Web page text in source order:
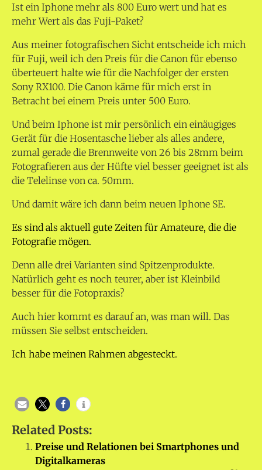
Ist ein Iphone mehr als 800 Euro wert und hat es
mehr Wert als das Fuji-Paket?
Aus meiner fotografischen Sicht entscheide ich mich
für Fuji, weil ich den Preis für die Canon für ebenso
überteuert halte wie für die Nachfolger der ersten
Sony RX100. Die Canon käme für mich erst in
Betracht bei einem Preis unter 500 Euro.
Und beim Iphone ist mir persönlich ein einäugiges
Gerät für die Hosentasche lieber als alles andere,
zumal gerade die Brennweite von 26 bis 28mm beim
Fotografieren aus der Hüfte viel besser geeignet ist als
die Telelinse von ca. 50mm.
Und damit wäre ich dann beim neuen Iphone SE.
Es sind als aktuell gute Zeiten für Amateure, die die
Fotografie mögen.
Denn alle drei Varianten sind Spitzenprodukte.
Natürlich geht es noch teurer, aber ist Kleinbild
besser für die Fotopraxis?
Auch hier kommt es darauf an, was man will. Das
müssen Sie selbst entscheiden.
Ich habe meinen Rahmen abgesteckt.
Related Posts:
Preise und Relationen bei Smartphones und
Digitalkameras